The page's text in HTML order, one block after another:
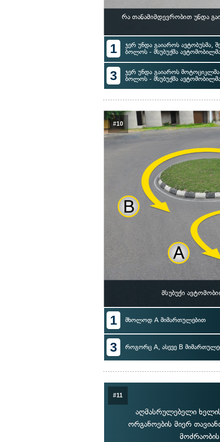
რა თანამიმდევრობით უნდა
1
ჯერ უნდა გაიაროს ავტობუსმა,
ბოლოს - მსუბუქმა
3
ჯერ უნდა გაიაროს
ბოლოს - მსუბუქმა
#10
მსუბუქი
1 მხოლოდ A მიმართულებით
3 როგორც A, ასევე B
#11
აღმასრულებელი
ორგანოების მიერ